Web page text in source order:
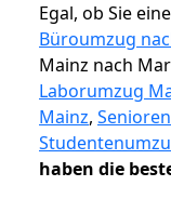
Egal, ob Sie
Büroumzug
Mainz nach
Laborumzug
Mainz,
haben die